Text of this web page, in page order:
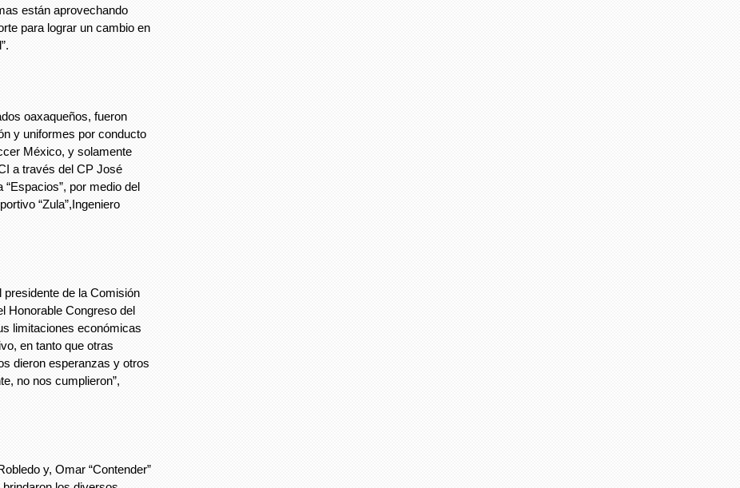
están aprovechando
para lograr un cambio en
oaxaqueños, fueron
y uniformes por conducto
México, y solamente
a través del CP José
por medio del
“Zula”,Ingeniero
de la Comisión
Honorable Congreso del
limitaciones económicas
en tanto que otras
dieron esperanzas y otros
no nos cumplieron”,
y, Omar “Contender”